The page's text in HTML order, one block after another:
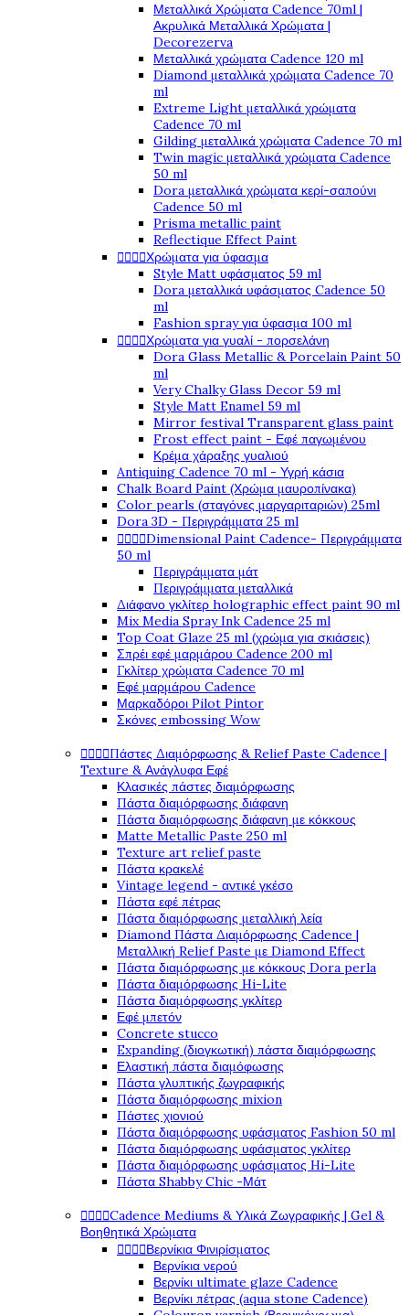
Μεταλλικά Χρώματα Cadence 70ml |
Ακρυλικά Μεταλλικά Χρώματα |
Decorezerva
Μεταλλικά χρώματα Cadence 120 ml
Diamond μεταλλικά χρώματα Cadence 70
ml
Extreme Light μεταλλικά χρώματα
Cadence 70 ml
Gilding μεταλλικά χρώματα Cadence 70 ml
Twin magic μεταλλικά χρώματα Cadence
50 ml
Dora μεταλλικά χρώματα κερί-σαπούνι
Cadence 50 ml
Prisma metallic paint
Reflectique Effect Paint
Χρώματα για ύφασμα
Style Matt υφάσματος 59 ml
Dora μεταλλικά υφάσματος Cadence 50
ml
Fashion spray για ύφασμα 100 ml
Χρώματα για γυαλί - πορσελάνη
Dora Glass Metallic & Porcelain Paint 50
ml
Very Chalky Glass Decor 59 ml
Style Matt Enamel 59 ml
Mirror festival Transparent glass paint
Frost effect paint - Εφέ παγωμένου
Κρέμα χάραξης γυαλιού
Antiquing Cadence 70 ml - Υγρή κάσια
Chalk Board Paint (Χρώμα μαυροπίνακα)
Color pearls (σταγόνες μαργαριταριών) 25ml
Dora 3D - Περιγράμματα 25 ml
Dimensional Paint Cadence- Περιγράμματα
50 ml
Περιγράμματα μάτ
Περιγράμματα μεταλλικά
Διάφανο γκλίτερ holographic effect paint 90 ml
Mix Media Spray Ink Cadence 25 ml
Top Coat Glaze 25 ml (χρώμα για σκιάσεις)
Σπρέι εφέ μαρμάρου Cadence 200 ml
Γκλίτερ χρώματα Cadence 70 ml
Εφέ μαρμάρου Cadence
Μαρκαδόροι Pilot Pintor
Σκόνες embossing Wow
Πάστες Διαμόρφωσης & Relief Paste Cadence |
Texture & Ανάγλυφα Εφέ
Κλασικές πάστες διαμόρφωσης
Πάστα διαμόρφωσης διάφανη
Πάστα διαμόρφωσης διάφανη με κόκκους
Matte Metallic Paste 250 ml
Texture art relief paste
Πάστα κρακελέ
Vintage legend - αντικέ γκέσο
Πάστα εφέ πέτρας
Πάστα διαμόρφωσης μεταλλική λεία
Diamond Πάστα Διαμόρφωσης Cadence |
Μεταλλική Relief Paste με Diamond Effect
Πάστα διαμόρφωσης με κόκκους Dora perla
Πάστα διαμόρφωσης Hi-Lite
Πάστα διαμόρφωσης γκλίτερ
Εφέ μπετόν
Concrete stucco
Expanding (διογκωτική) πάστα διαμόρφωσης
Ελαστική πάστα διαμόφωσης
Πάστα γλυπτικής ζωγραφικής
Πάστα διαμόρφωσης mixion
Πάστες χιονιού
Πάστα διαμόρφωσης υφάσματος Fashion 50 ml
Πάστα διαμόρφωσης υφάσματος γκλίτερ
Πάστα διαμόρφωσης υφάσματος Hi-Lite
Πάστα Shabby Chic -Μάτ
Cadence Mediums & Υλικά Ζωγραφικής | Gel &
Βοηθητικά Χρώματα
Βερνίκια Φινιρίσματος
Βερνίκια νερού
Βερνίκι ultimate glaze Cadence
Βερνίκι πέτρας (aqua stone Cadence)